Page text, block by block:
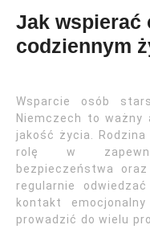
Jak wspierać
codziennym
Wsparcie osób
Niemczech to
jakość życia.
rolę w
bezpieczeństwa
regularnie
kontakt
prowadzić do wielu